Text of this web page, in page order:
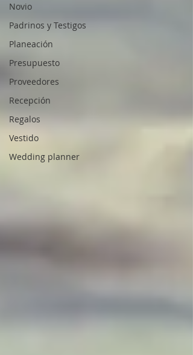
Novio
Padrinos y Testigos
Planeación
Presupuesto
Proveedores
Recepción
Regalos
Vestido
Wedding planner